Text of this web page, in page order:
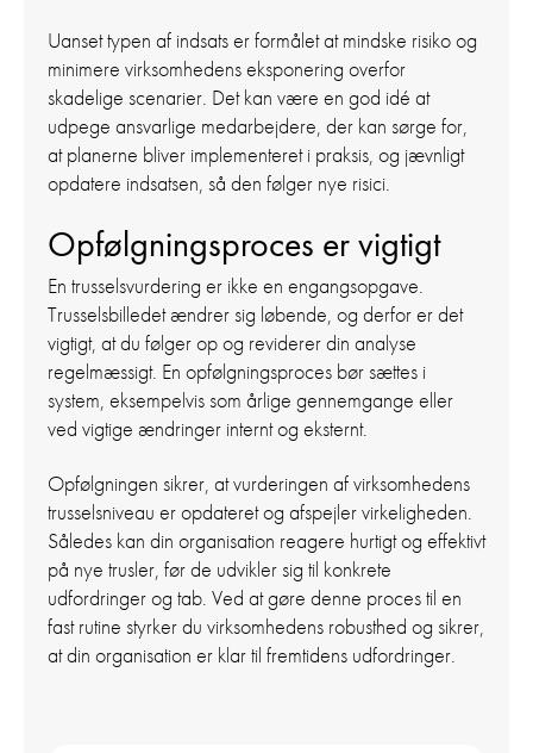
Uanset typen af indsats er formålet at mindske risiko og
minimere virksomhedens eksponering overfor
skadelige scenarier. Det kan være en god idé at
udpege ansvarlige medarbejdere, der kan sørge for,
at planerne bliver implementeret i praksis, og jævnligt
opdatere indsatsen, så den følger nye risici.
Opfølgningsproces er vigtigt
En trusselsvurdering er ikke en engangsopgave.
Trusselsbilledet ændrer sig løbende, og derfor er det
vigtigt, at du følger op og reviderer din analyse
regelmæssigt. En opfølgningsproces bør sættes i
system, eksempelvis som årlige gennemgange eller
ved vigtige ændringer internt og eksternt.
Opfølgningen sikrer, at vurderingen af virksomhedens
trusselsniveau er opdateret og afspejler virkeligheden.
Således kan din organisation reagere hurtigt og effektivt
på nye trusler, før de udvikler sig til konkrete
udfordringer og tab. Ved at gøre denne proces til en
fast rutine styrker du virksomhedens robusthed og sikrer,
at din organisation er klar til fremtidens udfordringer.